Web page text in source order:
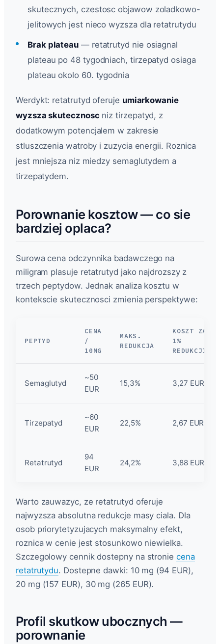
skutecznych, czestosc objawow zoladkowo-
jelitowych jest nieco wyzsza dla retatrutydu
Brak plateau — retatrutyd nie osiagnal
plateau po 48 tygodniach, tirzepatyd osiaga
plateau okolo 60. tygodnia
Werdykt: retatrutyd oferuje umiarkowanie
wyzsza skutecznosc niz tirzepatyd, z
dodatkowym potencjalem w zakresie
stluszczenia watroby i zuzycia energii. Roznica
jest mniejsza niz miedzy semaglutydem a
tirzepatydem.
Porownanie kosztow — co sie
bardziej oplaca?
Surowa cena odczynnika badawczego na
miligram plasuje retatrutyd jako najdrozszy z
trzech peptydow. Jednak analiza kosztu w
kontekscie skutecznosci zmienia perspektywe:
PEPTYD
CENA
/
10MG
MAKS.
REDUKCJA
KOSZT ZA
1%
REDUKCJI
Semaglutyd
~50
EUR
15,3% 3,27 EUR
Tirzepatyd
~60
EUR
22,5% 2,67 EUR
Retatrutyd
94
EUR
24,2% 3,88 EUR
Warto zauwazyc, ze retatrutyd oferuje
najwyzsza absolutna redukcje masy ciala. Dla
osob priorytetyzujacych maksymalny efekt,
roznica w cenie jest stosunkowo niewielka.
Szczegolowy cennik dostepny na stronie cena
retatrutydu. Dostepne dawki: 10 mg (94 EUR),
20 mg (157 EUR), 30 mg (265 EUR).
Profil skutkow ubocznych —
porownanie